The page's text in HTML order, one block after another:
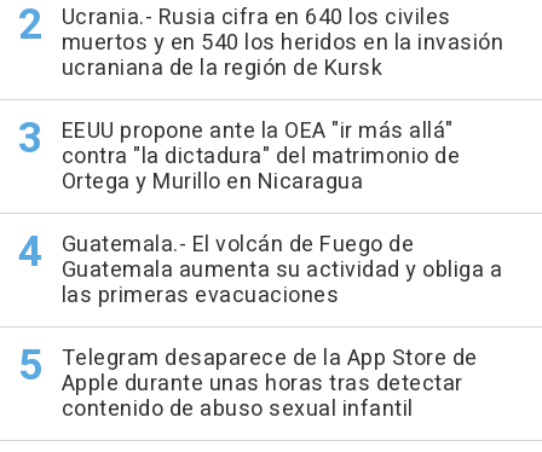
Ucrania.- Rusia cifra en 640 los civiles
muertos y en 540 los heridos en la invasión
ucraniana de la región de Kursk
EEUU propone ante la OEA "ir más allá"
contra "la dictadura" del matrimonio de
Ortega y Murillo en Nicaragua
Guatemala.- El volcán de Fuego de
Guatemala aumenta su actividad y obliga a
las primeras evacuaciones
Telegram desaparece de la App Store de
Apple durante unas horas tras detectar
contenido de abuso sexual infantil